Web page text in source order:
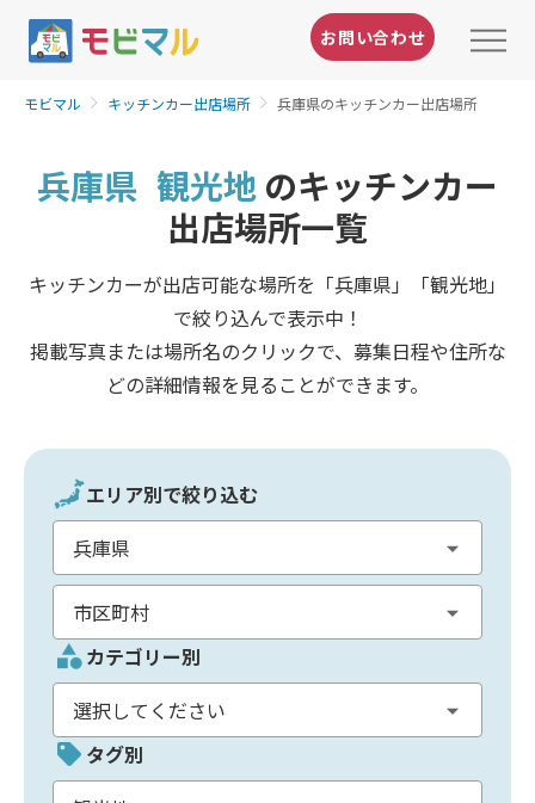
お問い合わせ
モビマル キッチンカー出店場所 兵庫県のキッチンカー出店場所
兵庫県 観光地 のキッチンカー
出店場所一覧
キッチンカーが出店可能な場所を「兵庫県」「観光地」
で絞り込んで表示中！
掲載写真または場所名のクリックで、募集日程や住所な
どの詳細情報を見ることができます。
エリア別で絞り込む
カテゴリー別
タグ別